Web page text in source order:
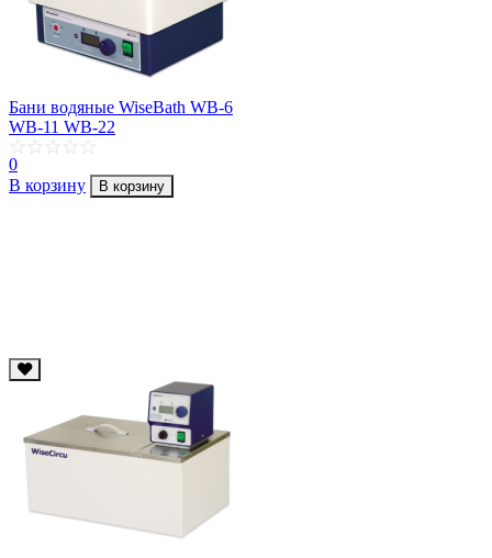
Бани водяные WiseBath WB-6
WB-11 WB-22
0
В корзину
В корзину